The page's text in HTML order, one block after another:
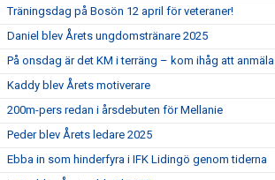
Träningsdag på Bosön 12 april för veteraner!
Daniel blev Årets ungdomstränare 2025
På onsdag är det KM i terräng – kom ihåg att
Kaddy blev Årets motiverare
200m-pers redan i årsdebuten för Mellanie
Peder blev Årets ledare 2025
Ebba in som hinderfyra i IFK Lidingö genom tiderna